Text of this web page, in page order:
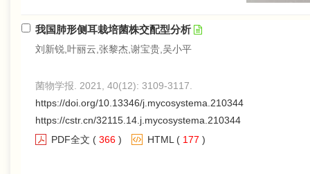
我国肺形侧耳栽培菌株交配型分析
刘新锐,叶丽云,张黎杰,谢宝贵,吴小平
菌物学报. 2021, 40(12): 3109-3117.
https://doi.org/10.13346/j.mycosystema.210344
https://cstr.cn/32115.14.j.mycosystema.210344
PDF全文 ( 366 ) HTML ( 177 )